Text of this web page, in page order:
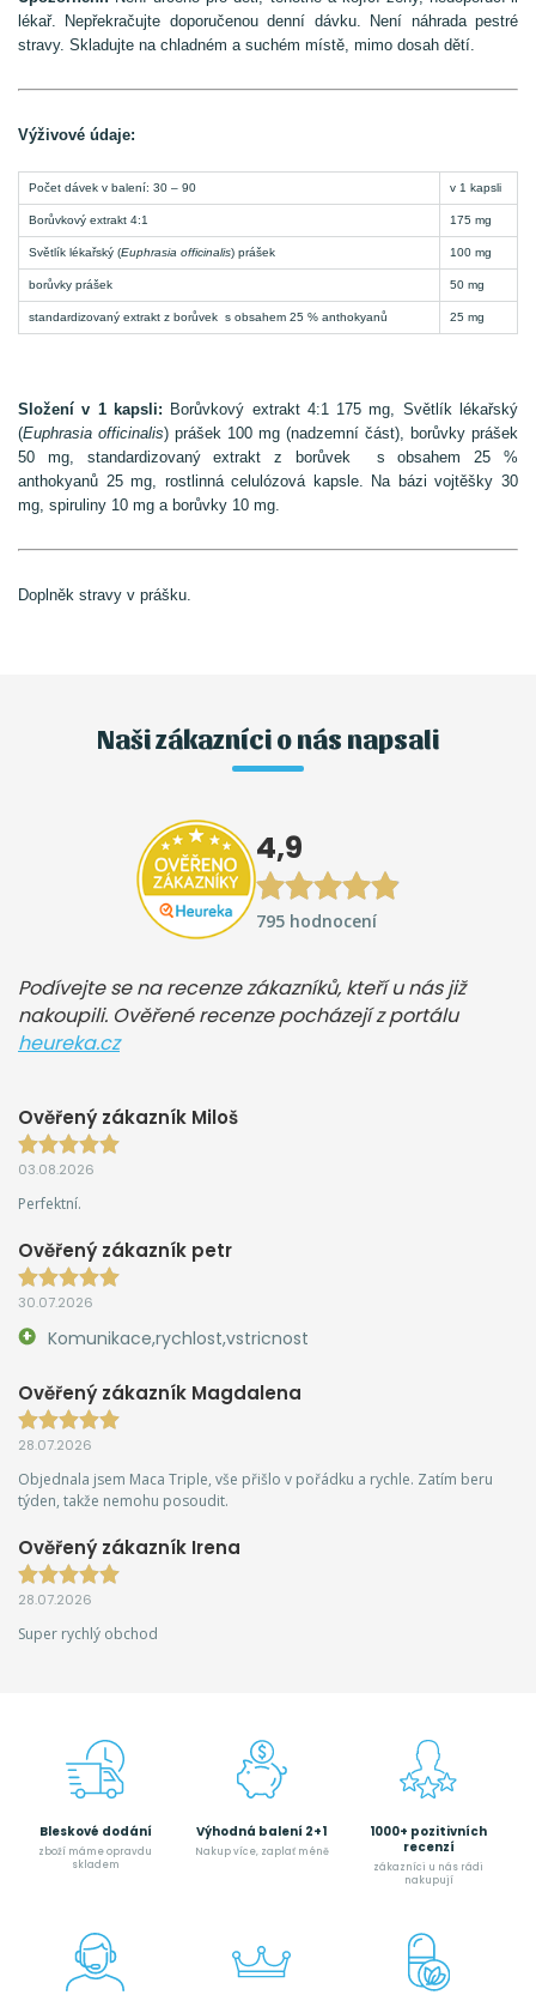
lékař. Nepřekračujte doporučenou denní dávku. Není náhrada pestré
stravy. Skladujte na chladném a suchém místě, mimo dosah dětí.
Výživové údaje:
Počet dávek v balení: 30 – 90 v 1 kapsli
Borůvkový extrakt 4:1 175 mg
Světlík lékařský (Euphrasia officinalis) prášek 100 mg
borůvky prášek 50 mg
standardizovaný extrakt z borůvek s obsahem 25 % anthokyanů 25 mg
Složení v 1 kapsli: Borůvkový extrakt 4:1 175 mg, Světlík lékařský
(Euphrasia officinalis) prášek 100 mg (nadzemní část), borůvky prášek
50 mg, standardizovaný extrakt z borůvek s obsahem 25 %
anthokyanů 25 mg, rostlinná celulózová kapsle. Na bázi vojtěšky 30
mg, spiruliny 10 mg a borůvky 10 mg.
Doplněk stravy v prášku.
Naši zákazníci o nás napsali
4,9
795 hodnocení
Podívejte se na recenze zákazníků, kteří u nás již
nakoupili. Ověřené recenze pocházejí z portálu
heureka.cz
Ověřený zákazník Miloš
03.08.2026
Perfektní.
Ověřený zákazník petr
30.07.2026
Komunikace,rychlost,vstricnost
Ověřený zákazník Magdalena
28.07.2026
Objednala jsem Maca Triple, vše přišlo v pořádku a rychle. Zatím beru
týden, takže nemohu posoudit.
Ověřený zákazník Irena
28.07.2026
Super rychlý obchod
Bleskové dodání
zboží máme opravdu
skladem
Výhodná balení 2+1
Nakup více, zaplať méně
1000+ pozitivních
recenzí
zákazníci u nás rádi
nakupují